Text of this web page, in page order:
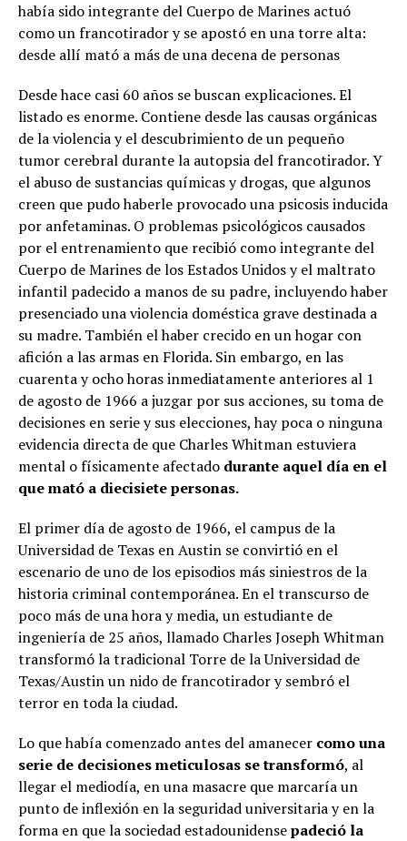
había sido integrante del Cuerpo de Marines actuó
como un francotirador y se apostó en una torre alta:
desde allí mató a más de una decena de personas
Desde hace casi 60 años se buscan explicaciones. El
listado es enorme. Contiene desde las causas orgánicas
de la violencia y el descubrimiento de un pequeño
tumor cerebral durante la autopsia del francotirador. Y
el abuso de sustancias químicas y drogas, que algunos
creen que pudo haberle provocado una psicosis inducida
por anfetaminas. O problemas psicológicos causados
por el entrenamiento que recibió como integrante del
Cuerpo de Marines de los Estados Unidos y el maltrato
infantil padecido a manos de su padre, incluyendo haber
presenciado una violencia doméstica grave destinada a
su madre. También el haber crecido en un hogar con
afición a las armas en Florida. Sin embargo, en las
cuarenta y ocho horas inmediatamente anteriores al 1
de agosto de 1966 a juzgar por sus acciones, su toma de
decisiones en serie y sus elecciones, hay poca o ninguna
evidencia directa de que Charles Whitman estuviera
mental o físicamente afectado durante aquel día en el
que mató a diecisiete personas.
El primer día de agosto de 1966, el campus de la
Universidad de Texas en Austin se convirtió en el
escenario de uno de los episodios más siniestros de la
historia criminal contemporánea. En el transcurso de
poco más de una hora y media, un estudiante de
ingeniería de 25 años, llamado Charles Joseph Whitman
transformó la tradicional Torre de la Universidad de
Texas/Austin un nido de francotirador y sembró el
terror en toda la ciudad.
Lo que había comenzado antes del amanecer como una
serie de decisiones meticulosas se transformó, al
llegar el mediodía, en una masacre que marcaría un
punto de inflexión en la seguridad universitaria y en la
forma en que la sociedad estadounidensepadeció la